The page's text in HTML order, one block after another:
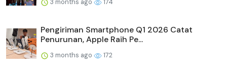
3 months ago 174
Pengiriman Smartphone Q1 2026 Catat
Penurunan, Apple Raih Pe...
3 months ago 172